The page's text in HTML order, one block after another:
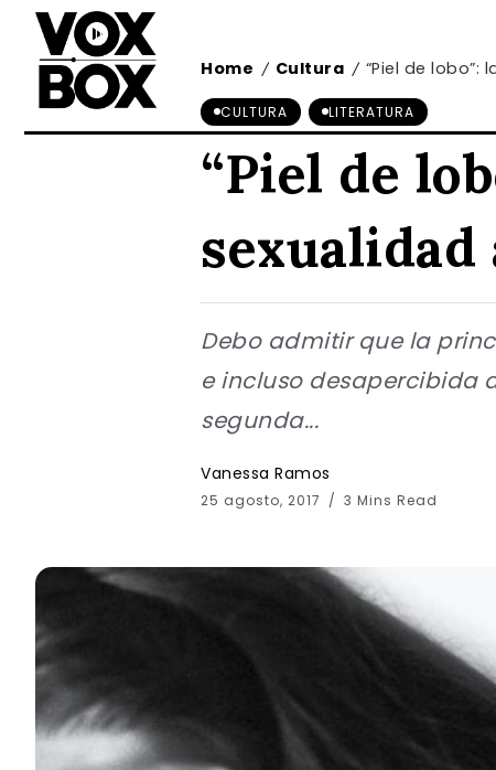
Home / Cultura / “Piel de
CULTURA LITERATURA
“Piel de
sexualidad
Debo admitir que la
e incluso desapercibida
segunda...
Vanessa Ramos
25 agosto, 2017 3 Mins Read